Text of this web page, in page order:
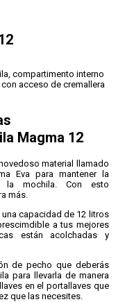
compartimento interno
acceso de cremallera
Magma 12
material llamado
Eva para mantener la
la mochila. Con esto
más.
capacidad de 12 litros
a tus mejores
están acolchadas y
de pecho que deberás
para llevarla de manera
en el portallaves que
que las necesites.